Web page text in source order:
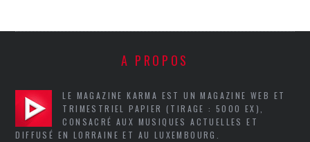
A PROPOS
LE MAGAZINE KARMA EST UN MAGAZINE WEB ET
TRIMESTRIEL PAPIER (TIRAGE : 5000 EX),
CONSACRÉ AUX MUSIQUES ACTUELLES ET
DIFFUSÉ EN LORRAINE ET AU LUXEMBOURG.